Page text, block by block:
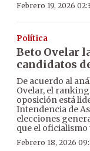
Febrero 19, 2026
Política
Beto Ovelar
candidatos
De acuerdo al
Ovelar, el
oposición está
Intendencia de
elecciones
que el
Febrero 18, 2026